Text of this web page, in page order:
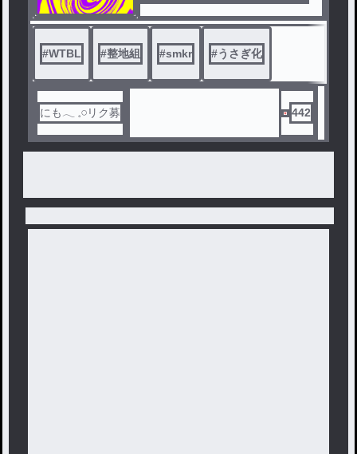
#WTBL #整地組 #smkr #うさぎ化
にも‪𓂃 𓈒𓏸リク募 442